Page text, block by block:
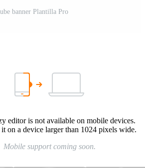
banner Plantilla Pro
editor is not available on mobile devices.
it on a device larger than 1024 pixels wide.
Mobile support coming soon.